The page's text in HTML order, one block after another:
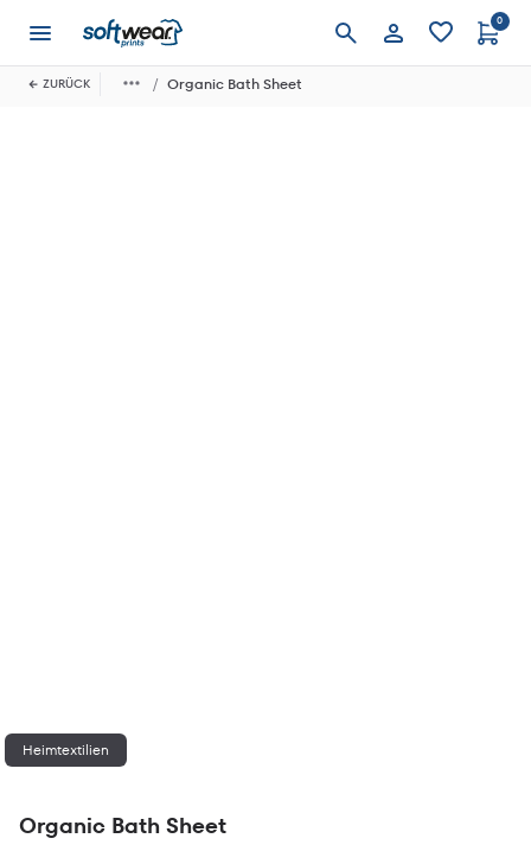
Anmelden
0
ZURÜCK Organic Bath Sheet
Heimtextilien
Organic Bath Sheet